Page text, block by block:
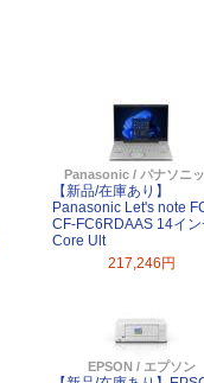
Panasonic / パナソニ
【新品/在庫あり】
Panasonic Let's note
CF-FC6RDAAS 14イン
Core Ult
217,246円
EPSON / エプソン